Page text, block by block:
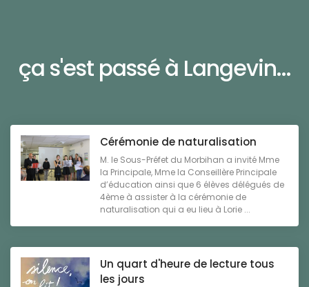
ça s'est passé à Langevin...
Cérémonie de naturalisation
M. le Sous-Préfet du Morbihan a invité Mme
la Principale, Mme la Conseillère Principale
d’éducation ainsi que 6 élèves délégués de
4ème à assister à la cérémonie de
naturalisation qui a eu lieu à Lorie ...
Un quart d'heure de lecture tous
les jours